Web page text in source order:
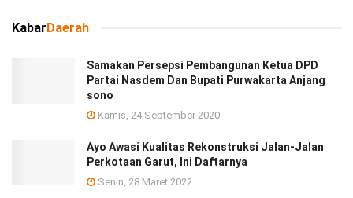
Kabar Daerah
Samakan Persepsi Pembangunan Ketua DPD
Partai Nasdem Dan Bupati Purwakarta Anjang
sono
Kamis, 24 September 2020
Ayo Awasi Kualitas Rekonstruksi Jalan-Jalan
Perkotaan Garut, Ini Daftarnya
Senin, 28 Maret 2022